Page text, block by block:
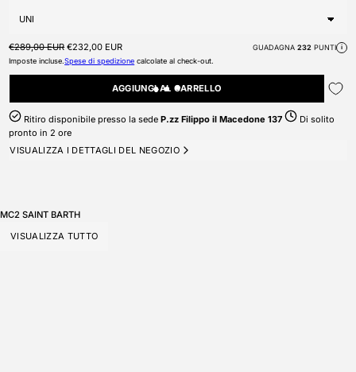
Prezzo di listino
€289,00 EUR Prezzo scontato
€232,00 EUR GUADAGNA 232 PUNTI i
Imposte incluse.Spese di spedizione calcolate al check-out.
AGGIUNGI AL CARRELLO
Ritiro disponibile presso la sedeP.zz Filippo il Macedone 137
Di solito
pronto in 2 ore
VISUALIZZA I DETTAGLI DEL NEGOZIO
MC2 SAINT BARTH
VISUALIZZA TUTTO